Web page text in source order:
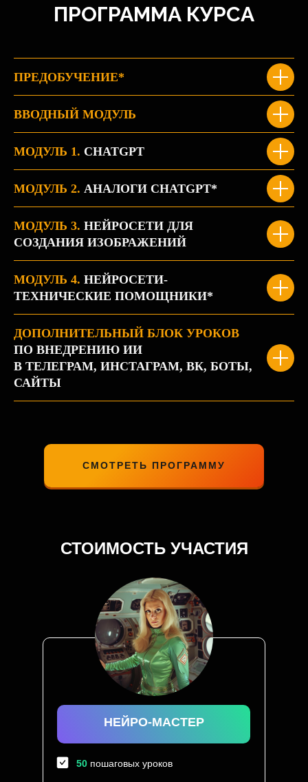
ПРОГРАММА КУРСА
ПРЕДОБУЧЕНИЕ*
ВВОДНЫЙ МОДУЛЬ
МОДУЛЬ 1. CHATGPT
МОДУЛЬ 2. АНАЛОГИ CHATGPT*
МОДУЛЬ 3. НЕЙРОСЕТИ ДЛЯ
СОЗДАНИЯ ИЗОБРАЖЕНИЙ
МОДУЛЬ 4. НЕЙРОСЕТИ-
ТЕХНИЧЕСКИЕ ПОМОЩНИКИ*
ДОПОЛНИТЕЛЬНЫЙ БЛОК УРОКОВ
ПО ВНЕДРЕНИЮ ИИ
В ТЕЛЕГРАМ, ИНСТАГРАМ, ВК, БОТЫ,
САЙТЫ
СМОТРЕТЬ ПРОГРАММУ
СТОИМОСТЬ УЧАСТИЯ
НЕЙРО-МАСТЕР
50 пошаговых уроков